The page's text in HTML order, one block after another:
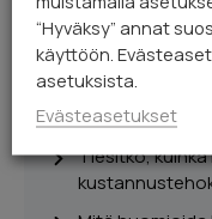
Vesipumppu,
mitä kaivon
Tiesitkö,
“Hyväksy” annat
käyttöön.
asetuksista.
Evästeasetukset